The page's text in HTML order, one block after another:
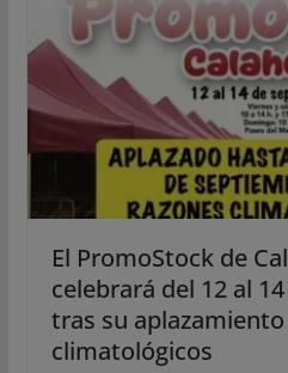
El PromoStock de
celebrará del 12 al
tras su
climatológicos